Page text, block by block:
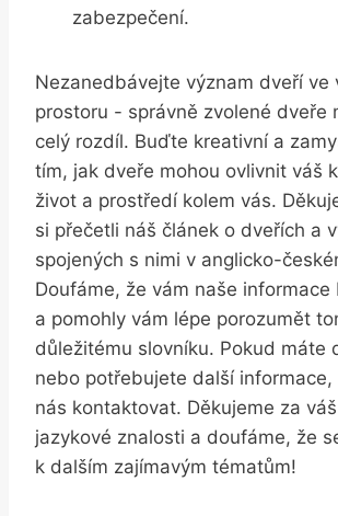
zabezpečení.
Nezanedbávejte význam dveří ve
prostoru⁢ -‍ správně zvolené⁢ dveře
⁤celý rozdíl. Buďte kreativní‍ a
tím, ⁣jak dveře mohou ovlivnit váš
život‌ a prostředí ⁢kolem‍ vás.⁢
si přečetli ⁣náš článek o dveřích a
spojených s nimi​ v​ anglicko-
Doufáme, že vám‌ naše informace
a pomohly vám lépe⁢ porozumět
důležitému slovníku. Pokud máte
‍nebo ‌potřebujete⁣ další informace,
nás kontaktovat.‌ Děkujeme za⁢
jazykové znalosti⁢ a doufáme, že
k dalším zajímavým⁢ tématům!